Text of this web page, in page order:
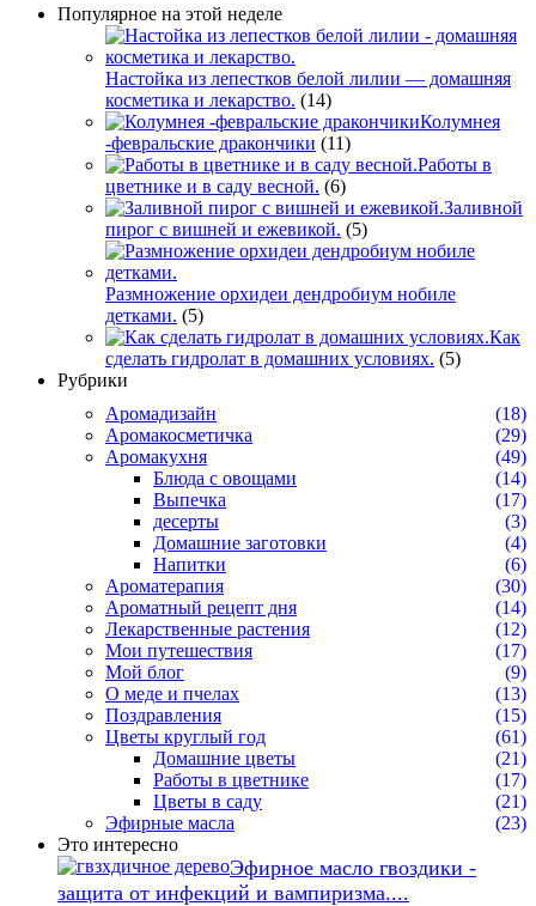
Популярное на этой неделе
Настойка из лепестков белой лилии — домашняя
косметика и лекарство. (14)
Колумнея
-февральские дракончики (11)
Работы в
цветнике и в саду весной. (6)
Заливной
пирог с вишней и ежевикой. (5)
Размножение орхидеи дендробиум нобиле
детками. (5)
Как
сделать гидролат в домашних условиях. (5)
Рубрики
Аромадизайн
(18)
Аромакосметичка
(29)
Аромакухня
(49)
Блюда с овощами
(14)
Выпечка
(17)
десерты
(3)
Домашние заготовки
(4)
Напитки
(6)
Ароматерапия
(30)
Ароматный рецепт дня
(14)
Лекарственные растения
(12)
Мои путешествия
(17)
Мой блог
(9)
О меде и пчелах
(13)
Поздравления
(15)
Цветы круглый год
(61)
Домашние цветы
(21)
Работы в цветнике
(17)
Цветы в саду
(21)
Эфирные масла
(23)
Это интересно
Эфирное масло гвоздики -
защита от инфекций и вампиризма....